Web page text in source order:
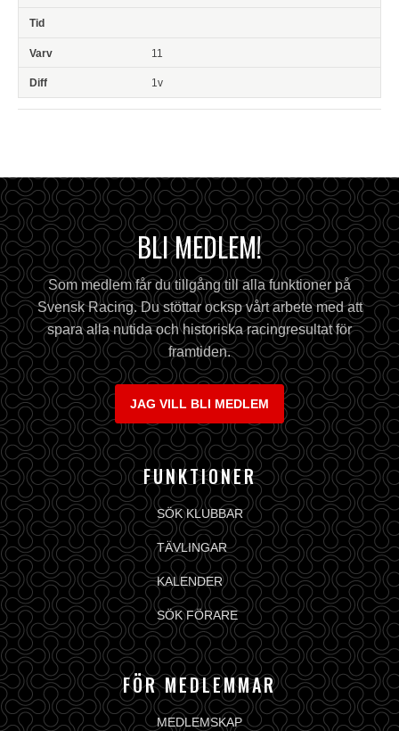
11
1v
BLI MEDLEM!
Som medlem får du tillgång till alla funktioner på
Svensk Racing. Du stöttar ocksp vårt arbete med att
spara alla nutida och historiska racingresultat för
framtiden.
JAG VILL BLI MEDLEM
FUNKTIONER
SÖK KLUBBAR
TÄVLINGAR
KALENDER
SÖK FÖRARE
FÖR MEDLEMMAR
MEDLEMSKAP